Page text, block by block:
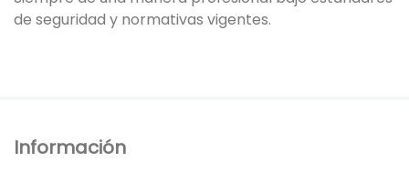
de seguridad y normativas vigentes.
Información